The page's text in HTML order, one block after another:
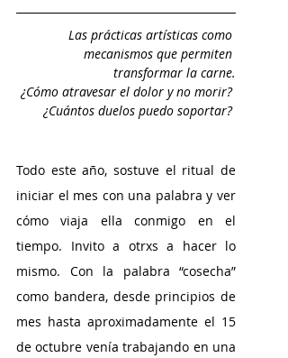
Las prácticas artísticas como
mecanismos que permiten
transformar la carne.
¿Cómo atravesar el dolor y no morir?
¿Cuántos duelos puedo soportar?
Todo este año, sostuve el ritual de
iniciar el mes con una palabra y ver
cómo viaja ella conmigo en el
tiempo. Invito a otrxs a hacer lo
mismo. Con la palabra “cosecha”
como bandera, desde principios de
mes hasta aproximadamente el 15
de octubre venía trabajando en una